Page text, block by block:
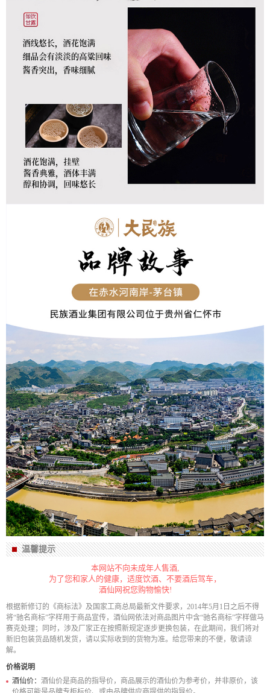
温馨提示
本网站不向未成年人售酒,
为了您和家人的健康，适度饮酒、不要酒后驾车，
酒仙网祝您购物愉快!
根据新修订的《商标法》及国家工商总局最新文件要求，2014年5月1日之后不得
将“驰名商标”字样用于商品宣传，酒仙网依法对商品图片中含“驰名商标”字样做马
赛克处理；同时，涉及厂家正在按照新规定逐步更换包装，在此期间，我们将对
新旧包装货品随机发货，请以实际收到的货物为准。给您带来的不便，敬请谅
解。
价格说明
酒仙价： 酒仙价是商品的指导价，商品展示的酒仙价为参考价，并非原价，该